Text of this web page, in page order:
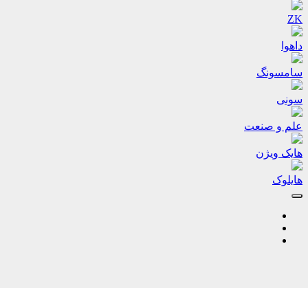
ZK
داهوا
سامسونگ
سونی
علم و صنعت
هایک ویژن
هایلوک